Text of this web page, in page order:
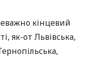
кінцевий
як-от Львівська,